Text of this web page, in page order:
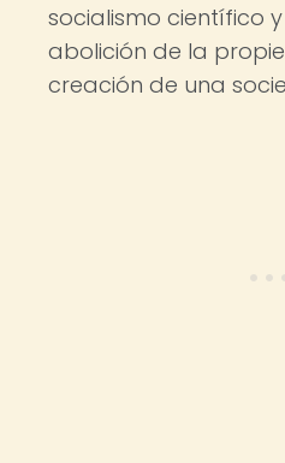
socialismo científico
abolición de la
creación de una